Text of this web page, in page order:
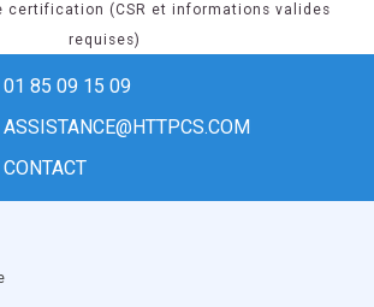
certification (CSR et informations valides
requises)
01 85 09 15 09
ASSISTANCE@HTTPCS.COM
CONTACT